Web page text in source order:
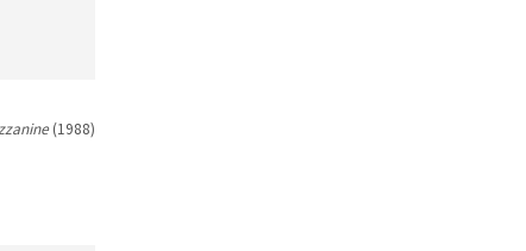
(1988)